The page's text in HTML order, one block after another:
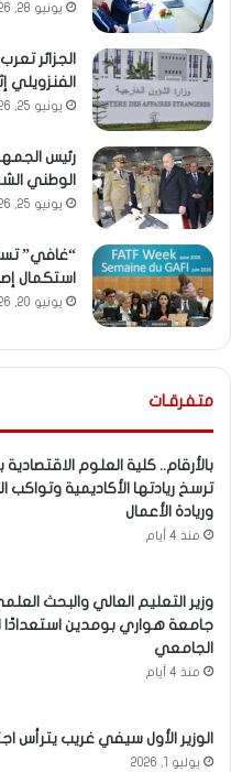
يونيو 28, 2026
الجزائر
الفنزويلي
يونيو 25, 2026
رئيس
الوطني
يونيو 25, 2026
“غافي”
استكمال
يونيو 20, 2026
متفرقـات
ترسخ ريادتها الأكاديمية وتواكب
وريادة الأعمال
منذ 4 أيام
وزير التعليم العالي والبحث
جامعة هواري بومدين استعدادًا
الجامعي
منذ 4 أيام
الوزير الأول سيفي غريب يترأس
يوليو 1, 2026